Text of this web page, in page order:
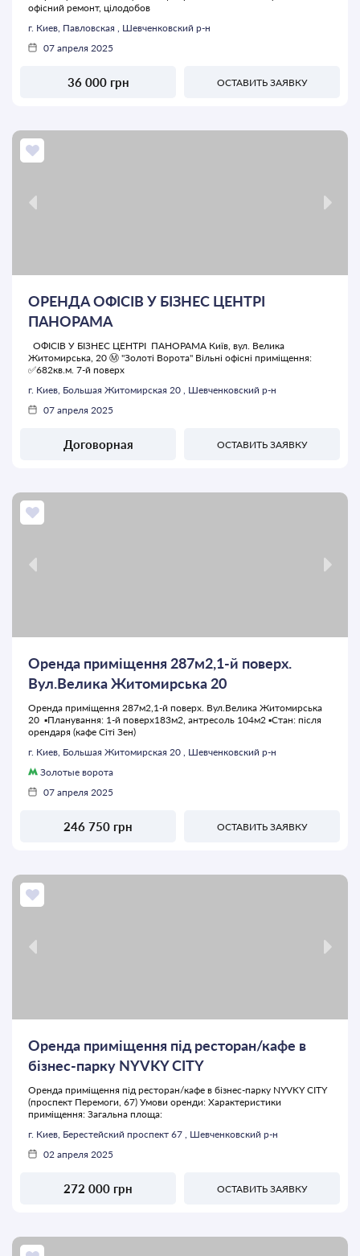
офісний ремонт, цілодобов
г. Киев, Павловская , Шевченковский р-н
07 апреля 2025
36 000 грн ОСТАВИТЬ ЗАЯВКУ
ОРЕНДА ОФІСІВ У БІЗНЕС ЦЕНТРІ
ПАНОРАМА
ОФІСІВ У БІЗНЕС ЦЕНТРІ ПАНОРАМА Київ, вул. Велика
Житомирська, 20 Ⓜ️ "Золоті Ворота" Вільні офісні приміщення:
✅682кв.м. 7-й поверх
г. Киев, Большая Житомирская 20 , Шевченковский р-н
07 апреля 2025
Договорная ОСТАВИТЬ ЗАЯВКУ
Оренда приміщення 287м2,1-й поверх.
Вул.Велика Житомирська 20
Оренда приміщення 287м2,1-й поверх. Вул.Велика Житомирська
20 ▪️Планування: 1-й поверх183м2, антресоль 104м2 ▪️Стан: після
орендаря (кафе Сіті Зен)
г. Киев, Большая Житомирская 20 , Шевченковский р-н
Золотые ворота
07 апреля 2025
246 750 грн ОСТАВИТЬ ЗАЯВКУ
Оренда приміщення під ресторан/кафе в
бізнес-парку NYVKY CITY
Оренда приміщення під ресторан/кафе в бізнес-парку NYVKY CITY
(проспект Перемоги, 67) Умови оренди: Характеристики
приміщення: Загальна площа:
г. Киев, Берестейский проспект 67 , Шевченковский р-н
02 апреля 2025
272 000 грн ОСТАВИТЬ ЗАЯВКУ